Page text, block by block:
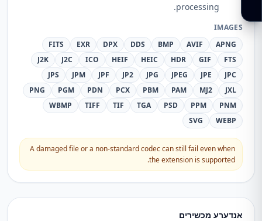
processing.
IMAGES
APNG
AVIF
BMP
DDS
DPX
EXR
FITS
FTS
GIF
HDR
HEIC
HEIF
ICO
J2C
J2K
JPC
JPE
JPEG
JPG
JP2
JPF
JPM
JPS
JXL
MJ2
PAM
PBM
PCX
PDN
PGM
PNG
PNM
PPM
PSD
TGA
TIF
TIFF
WBMP
WEBP
SVG
A damaged file or a non-standard codec can still fail even when
the extension is supported.
אנדערע מכשירים